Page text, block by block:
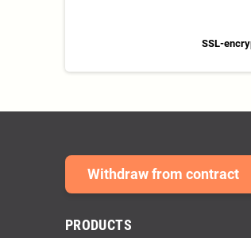
SSL-
Withdraw from contract
PRODUCTS